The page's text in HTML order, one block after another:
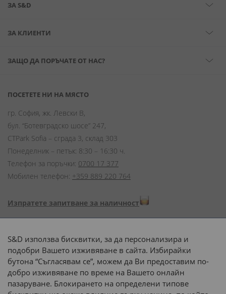
ЗА S&D
ЗА КЛИЕНТИ
ЗАЩО ДА ПОРЪЧАТЕ ОТ НАС?
ПОСЕТЕТЕ НИ НА МЯСТО
гр. София, жк. Левски В,
бул. “Ботевградско шосе” 247,
CTPark Sofia – сграда 3, склад 303
Понеделник – петък: 8:30 – 16:30 ч.
Телефон за поръчки: 0700 17 377
Мобилен телефон: +359 889 220 764
Изпратете запитване за наличност
Начини на плащане:
Доставка до адрес с:
S&D използва бисквитки, за да персонализира и
подобри Вашето изживяване в сайта. Избирайки
бутона “Съгласявам се”, можем да Ви предоставим по-
добро изживяване по време на Вашето онлайн
пазаруване. Блокирането на определени типове